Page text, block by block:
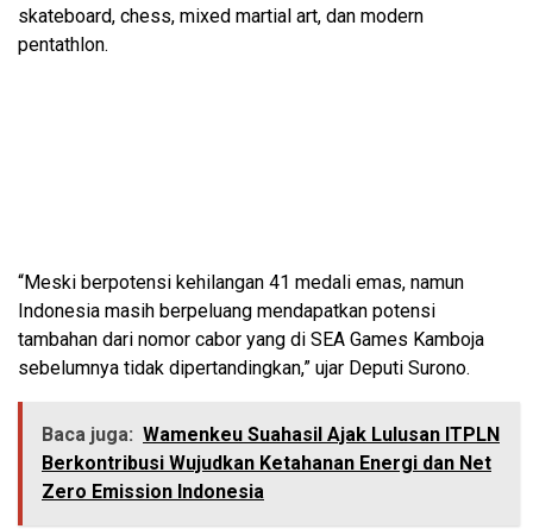
skateboard, chess, mixed martial art, dan modern
pentathlon.
“Meski berpotensi kehilangan 41 medali emas, namun
Indonesia masih berpeluang mendapatkan potensi
tambahan dari nomor cabor yang di SEA Games Kamboja
sebelumnya tidak dipertandingkan,” ujar Deputi Surono.
Baca juga: Wamenkeu Suahasil Ajak Lulusan ITPLN
Berkontribusi Wujudkan Ketahanan Energi dan Net
Zero Emission Indonesia